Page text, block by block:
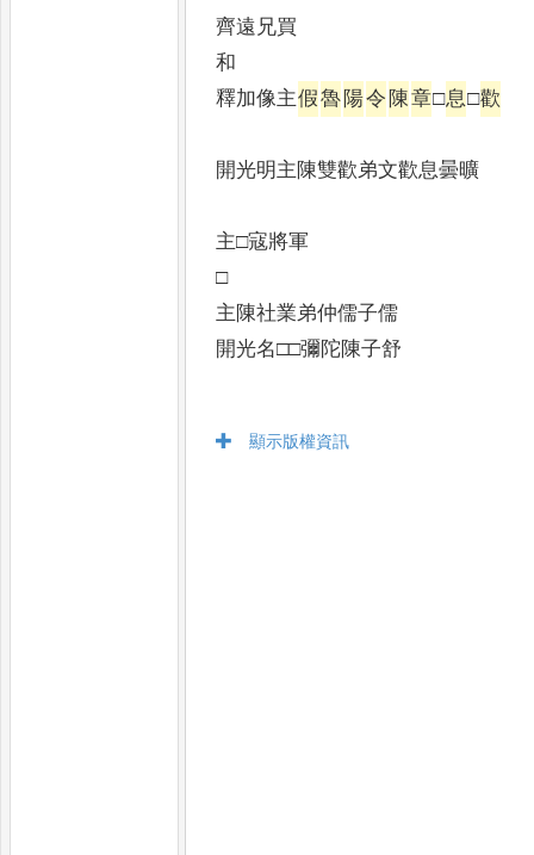
齊遠兄買
釋加像主假魯 陽令 陳章□息□歡
開光明主陳雙歡弟文歡息曇曠
主□寇將軍
□ 供
主陳社業弟仲儒子儒
開光名□□彌陀陳子
顯示版權資訊